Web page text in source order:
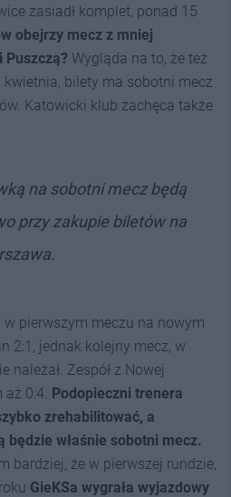
zasiadł komplet, ponad 15
obejrzy mecz z mniej
Wygląda na to, że też
kwietnia, bilety ma sobotni mecz
Katowicki klub zachęca także
na sobotni mecz będą
przy zakupie biletów na
w pierwszym meczu na nowym
2:1, jednak kolejny mecz, w
należał. Zespół z Nowej
aż 0:4. Podopieczni trenera
zrehabilitować, a
właśnie sobotni mecz.
bardziej, że w pierwszej rundzie,
GieKSa wygrała wyjazdowy